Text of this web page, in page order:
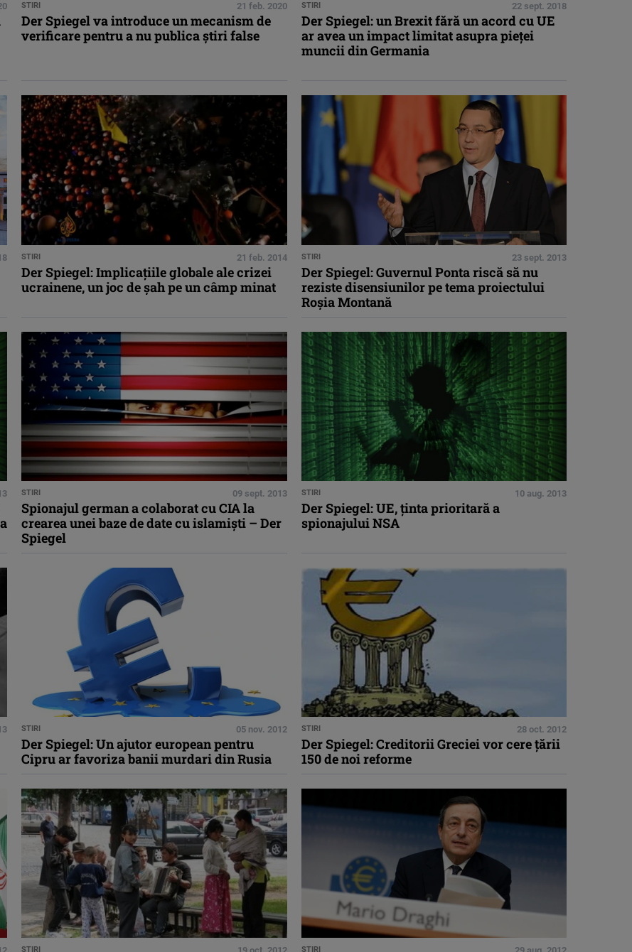
STIRI 21 feb. 2020
Der Spiegel va introduce un mecanism de
verificare pentru a nu publica știri false
STIRI 22 sept. 2018
Der Spiegel: un Brexit fără un acord cu UE
ar avea un impact limitat asupra pieţei
muncii din Germania
STIRI 21 feb. 2014
Der Spiegel: Implicaţiile globale ale crizei
ucrainene, un joc de şah pe un câmp minat
STIRI 23 sept. 2013
Der Spiegel: Guvernul Ponta riscă să nu
reziste disensiunilor pe tema proiectului
Roşia Montană
STIRI 09 sept. 2013
Spionajul german a colaborat cu CIA la
crearea unei baze de date cu islamişti – Der
Spiegel
STIRI 10 aug. 2013
Der Spiegel: UE, ţinta prioritară a
spionajului NSA
STIRI 05 nov. 2012
Der Spiegel: Un ajutor european pentru
Cipru ar favoriza banii murdari din Rusia
STIRI 28 oct. 2012
Der Spiegel: Creditorii Greciei vor cere ţării
150 de noi reforme
STIRI STIRI